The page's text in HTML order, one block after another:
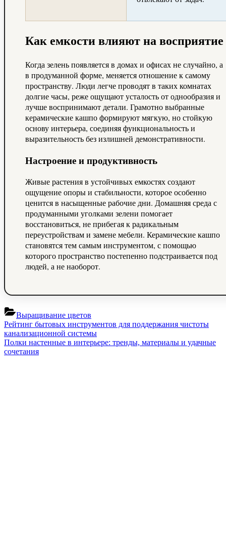
Как емкости влияют на восприятие
Когда зелень появляется в домах и офисах не случайно, а
в продуманной форме, меняется отношение к самому
пространству. Люди легче проводят в таких комнатах
долгие часы, реже ощущают усталость от однообразия и
лучше воспринимают детали. Грамотно выбранные
керамические кашпо формируют мягкую, но стойкую
основу интерьера, соединяя функциональность и
выразительность без излишней демонстративности.
Настроение и продуктивность
Живые растения в устойчивых емкостях создают
ощущение опоры и стабильности, которое особенно
ценится в насыщенные рабочие дни. Домашняя среда с
продуманными уголками зелени помогает
восстановиться, не прибегая к радикальным
переустройствам и замене мебели. Керамические кашпо
становятся тем самым инструментом, с помощью
которого пространство постепенно подстраивается под
людей, а не наоборот.
Выращивание цветов
Навигация
по
записям
Previous
Post:
Рейтинг бытовых инструментов для поддержания чистоты
канализационной системы
Next
Post:
Полки настенные в интерьере: тренды, материалы и удачные
сочетания